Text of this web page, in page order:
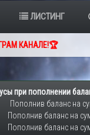
ЛИСТИНГ
КАНАЛЕ!🏆
при пополнении
Пополнив баланс на
Пополнив баланс на
Пополнив баланс на